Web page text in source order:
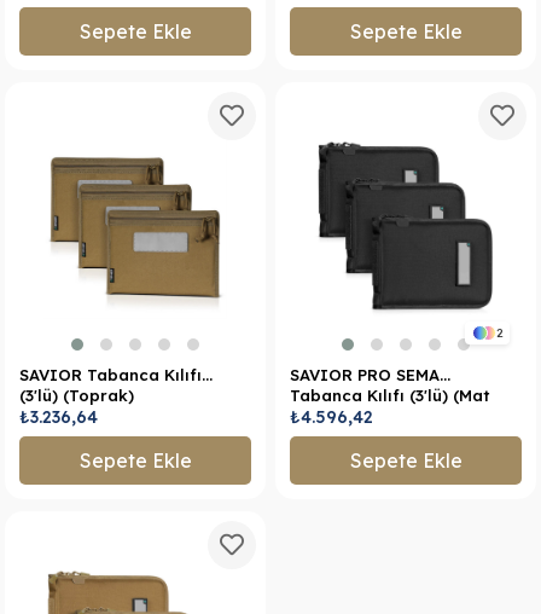
Sepete Ekle Sepete Ekle
SAVIOR Tabanca Kılıfı
(3'lü) (Toprak)
₺3.236,64
Sepete Ekle
2
SAVIOR PRO SEMA
Tabanca Kılıfı (3'lü) (Mat
Siyah)
₺4.596,42
Sepete Ekle